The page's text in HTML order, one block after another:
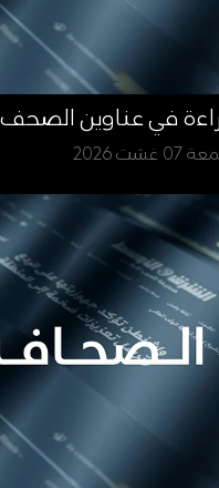
في عناوين الصحف
غشت 2026